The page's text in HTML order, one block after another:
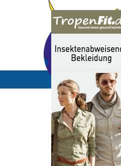
Tropeninstitut.de